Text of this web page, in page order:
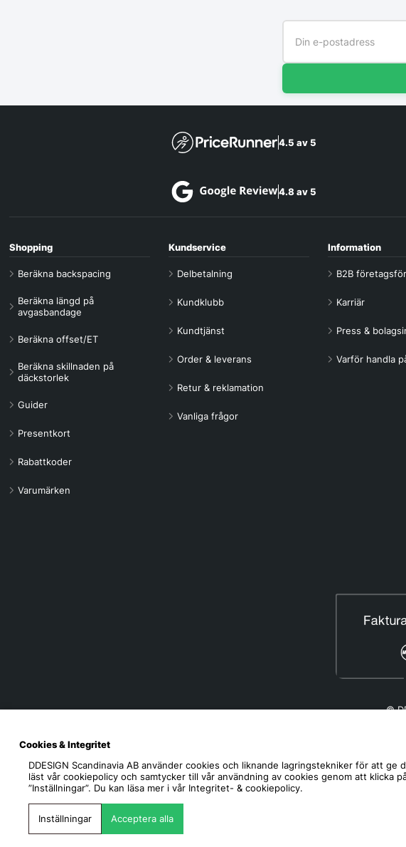
4.5 av 5
4.8 av 5
Shopping
Beräkna backspacing
Beräkna längd på
avgasbandage
Beräkna offset/ET
Beräkna skillnaden på
däckstorlek
Guider
Presentkort
Rabattkoder
Varumärken
Kundservice
Delbetalning
Kundklubb
Kundtjänst
Order & leverans
Retur & reklamation
Vanliga frågor
Information
B2B
Karriär
Press &
Varför handla
©
Cookies & Integritet
DDESIGN Scandinavia AB använder cookies och liknande lagringstekniker för att ge
läst vår cookiepolicy och samtycker till vår användning av cookies genom att klicka
”Inställningar”. Du kan läsa mer i vår Integritet- & cookiepolicy.
Inställningar Acceptera alla